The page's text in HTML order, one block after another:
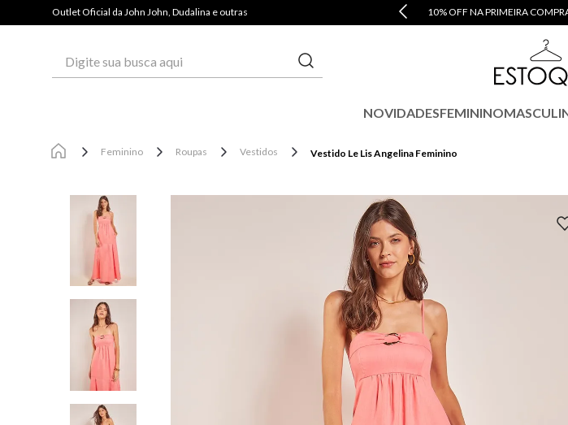
Outlet Oficial da John John, Dudalina e outrasPAGUE COM PIX E GANHE 3% OFF* 10% OFF NA PRIMEIRA
NOVIDADESFEMININO
Feminino Roupas Vestidos Vestido Le Lis Angelina Feminino